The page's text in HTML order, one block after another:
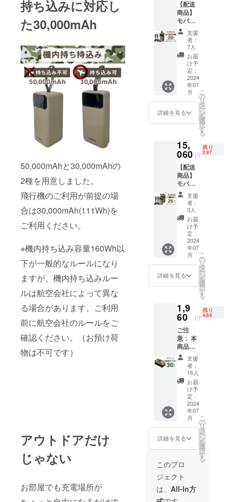
持ち込みに対応し
た30,000mAh
50,000mAhと30,000mAhの
2種を用意しました。
飛行機のご利用が前提の場
合は30,000mAh(111Wh)を
ご利用ください。
※機内持ち込み容量160Wh以
下が一般的なルールになり
ますが、機内持ち込みルー
ルは航空会社によって異な
る場合があります。ご利用
前に航空会社のルールをご
確認ください。（お預け荷
物は不可です）
アウトドアだけ
じゃない
お部屋でも充電場所が
荷時期
が遅れ
る場合
があり
ます。
※製品保
証は6か
月、初
期不良
の場合
は交換
致しま
ン・仕
様は変
更にな
る可能
性もご
ざいま
す。ご
了承く
ださ
い。 ※
ご注文
状況、
使用部
材の供
上の都
合等に
より出
荷時期
が遅れ
る場合
があり
ます。
※製品保
証は6か
月、初
期不良
の場合
は交換
致しま
す。
【ご注
意】 ※
皆様の
支援に
より量
産効率
が向上
した場
合、正
規販売
価格が
販売予
定価格
ござい
ます。
※デザイ
ン・仕
様は変
更にな
る可能
性もご
ざいま
す。ご
了承く
ださ
い。 ※
ご注文
状況、
使用部
材の供
上の都
合等に
より出
荷時期
が遅れ
る場合
があり
ます。
※製品保
証は6か
月、初
期不良
の場合
は交換
致しま
【配送
商品】
モバイ
ル
チャー
ジャー
50000
mAh １
台 type-
C ケー
ブル
セット
【一般
販売価
格】
11880
引率】
20％OF
F 【配
送費
用】 送
料込み
の価格
です。
【ご注
意】 ※
皆様の
支援に
より量
産効率
が向上
した場
合、正
定価格
より下
がる可
能性も
ござい
ます。
※デザイ
ン・仕
様は変
更にな
る可能
性もご
ざいま
す。ご
了承く
ださ
い。 ※
使用部
給状
況、製
造工程
支援
者：
7人
お届
け予
定：
2024
年07
月
詳細を見る
こ
の
リ
タ
ー
ン
を
選
択
す
る
15,
060 円
残り
297
【配送
商品】
モバイ
ル
チャー
ジャー
50000
mAh １
台 モバ
イル
チャー
ジャー
30000
mAh １
台 type-
Cケーブ
セット
【一般
販売価
格】
20080
円 【割
引率】
25％OF
送費
用】 送
料込み
の価格
です。
【ご注
意】 ※
皆様の
産効率
が向上
した場
合、正
規販売
支援
者：
3人
お届
け予
定：
2024
年07
月
詳細を見る
こ
の
リ
タ
ー
ン
を
選
択
す
る
1,9
60 円
残り
484
ご注
意： 本
商品は
オプ
ション
品で
す。必
ず本体
と一緒
にご支
援をお
願いい
たしま
す。
【配送
商品】
専用
ケース
【一般
販売価
格】
支援
者：
16人
お届
け予
定：
2024
年07
月
詳細を見る
こ
の
リ
タ
ー
ン
を
選
択
す
る
このプロ
ジェクト
は、 All-In方